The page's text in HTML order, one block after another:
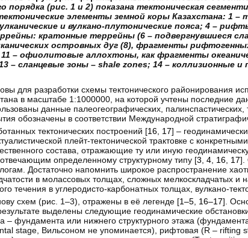
порядка (рис. 1 и 2) показана тектоническая
элементы земной коры Казахстана: 1
и вулкано-плутонические пояса; 4 –
кратонные террейны (6 – подвергнувшиеся
островных дуг (8), фрагменты
– офиолитовые аллохтоны, как фрагменты
– сланцевые зоны – shale zones; 14 – коллизионные
для разработки схемы тектонического районирования
в масштабе 1:1000000, на которой учтены последние
данные палеогеографических, палинспастических,
обозначены в соответствии Международной
тектонических построений [16, 17] –
плейт-тектонической трактовке с
состава, отражающие ту или иную
определенному структурному типу [3 4, 16, 17].
Достаточно напомнить широкое распространение
в молассовых толщах, сложных мелкоскладчатых и
течения в углеродисто-карбонатных толщах, вулкано-
схем (рис. 1–3), отражены в её легенде [1–5, 16–17].
выделены следующие геодинамические
– фундамента или нижнего структурного этажа
stage, Вильсоном не упоминается), рифтовая (R –